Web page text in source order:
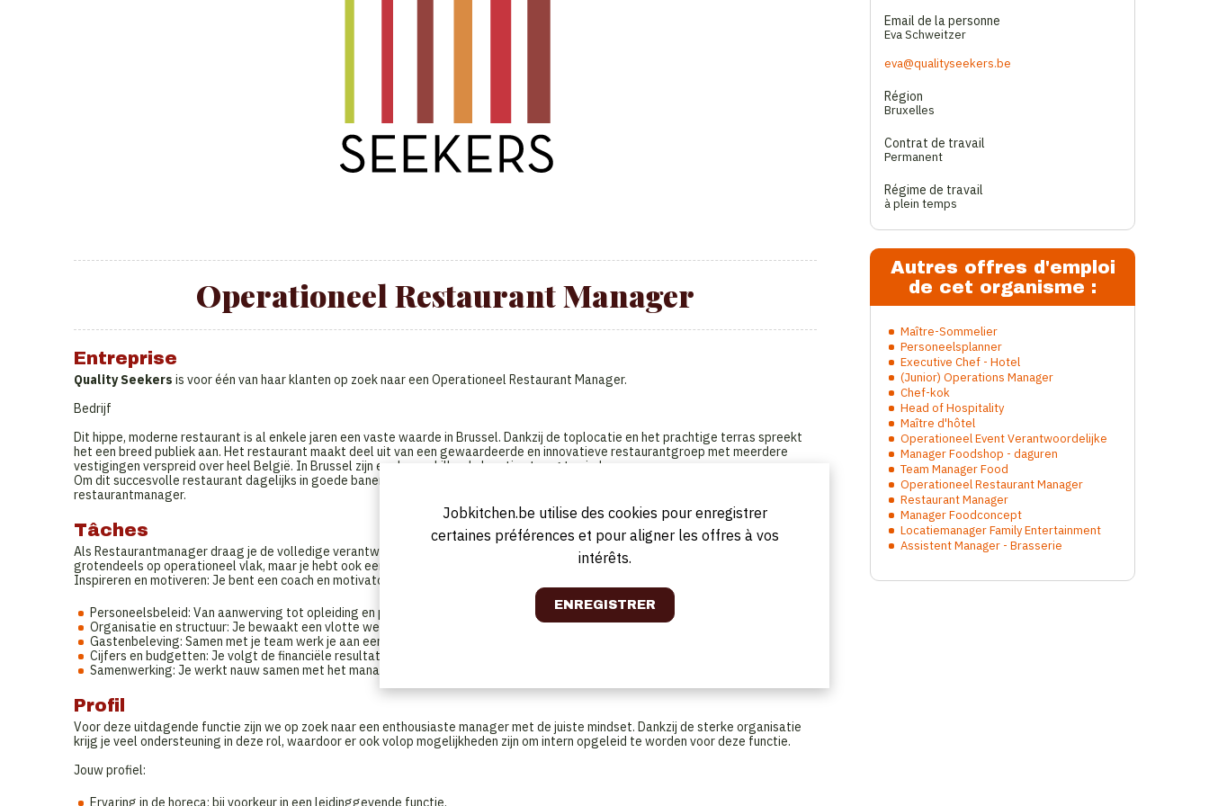
Operationeel Restaurant Manager
Entreprise
Quality Seekers is voor één van haar klanten op zoek naar een Operationeel Restaurant Manager.
Bedrijf
Dit hippe, moderne restaurant is al enkele jaren een vaste waarde in Brussel. Dankzij de toplocatie en het prachtige terras spreekt
het een breed publiek aan. Het restaurant maakt deel uit van een gewaardeerde en innovatieve restaurantgroep met meerdere
vestigingen verspreid over heel België. In Brussel zijn er al verschillende locaties terug te vinden.
Om dit succesvolle restaurant dagelijks in goede banen te leiden, zijn we op zoek naar een enthousiaste en gedreven
restaurantmanager.
Tâches
Als Restaurantmanager draag je de volledige verantwoordelijkheid voor de dagelijkse werking van jouw restaurant. Je rol ligt
grotendeels op operationeel vlak, maar je hebt ook een belangrijke rol in de administratieve organisatie.
Inspireren en motiveren: Je bent een coach en motivator voor een groot en enthousiast team.
Personeelsbeleid: Van aanwerving tot opleiding en personeelsadministratie – jij zorgt dat het team er met een glimlach staat!
Organisatie en structuur: Je bewaakt een vlotte werking, van bestellingen en inventaris tot wekelijkse rapportages.
Gastenbeleving: Samen met je team werk je aan een optimale service en onvergetelijke ervaringen voor de gasten.
Cijfers en budgetten: Je volgt de financiële resultaten op, analyseert en stuurt bij waar nodig.
Samenwerking: Je werkt nauw samen met het managementteam en rapporteert rechtstreeks aan de District Manager.
Profil
Voor deze uitdagende functie zijn we op zoek naar een enthousiaste manager met de juiste mindset. Dankzij de sterke organisatie
krijg je veel ondersteuning in deze rol, waardoor er ook volop mogelijkheden zijn om intern opgeleid te worden voor deze functie.
Jouw profiel:
Ervaring in de horeca: bij voorkeur in een leidinggevende functie.
Email de la personne
Eva Schweitzer
eva@qualityseekers.be
Région
Bruxelles
Contrat de travail
Permanent
Régime de travail
à plein temps
Autres offres d'emploi
de cet organisme :
Maître-Sommelier
Personeelsplanner
Executive Chef - Hotel
(Junior) Operations Manager
Chef-kok
Head of Hospitality
Maître d'hôtel
Operationeel Event Verantwoordelijke
Manager Foodshop - daguren
Team Manager Food
Operationeel Restaurant Manager
Restaurant Manager
Manager Foodconcept
Locatiemanager Family Entertainment
Assistent Manager - Brasserie
Jobkitchen.be utilise des cookies pour enregistrer
certaines préférences et pour aligner les offres à vos
intérêts.